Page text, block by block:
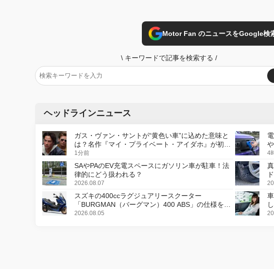
Motor Fan のニュースをGoogle検
\ キーワードで記事を検索する /
ヘッドラインニュース
ガス・ヴァン・サントが“黄色い車”に込めた意味と
は？名作『マイ・プライベート・アイダホ』が初の
デジタルリマスター版で復活
1分前 4
SAやPAのEV充電スペースにガソリン車が駐車！法
律的にどう扱われる？
2026.08.07
スズキの400ccラグジュアリースクーター
「BURGMAN（バーグマン）400 ABS」の仕様を変
更し、8月18日に発売
2026.08.05